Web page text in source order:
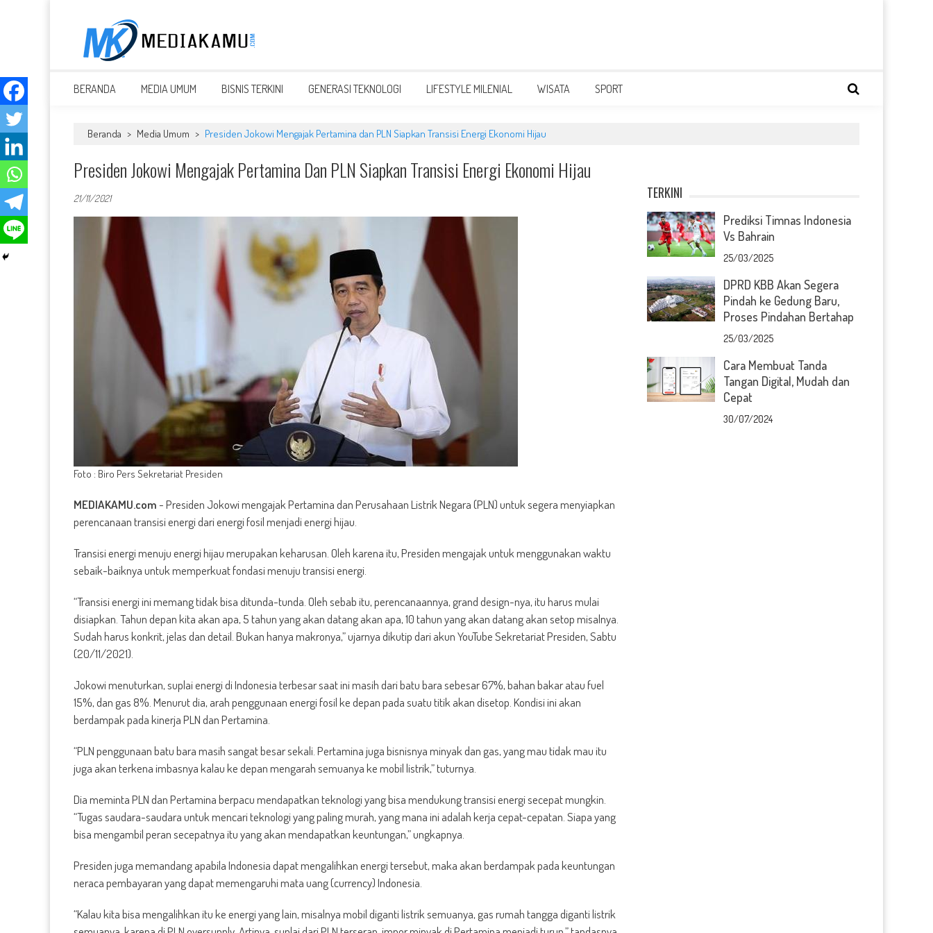
MEDIAKAMU.com
BERANDA MEDIA UMUM BISNIS TERKINI GENERASI TEKNOLOGI LIFESTYLE MILENIAL WISATA SPORT
Beranda > Media Umum > Presiden Jokowi Mengajak Pertamina dan PLN Siapkan Transisi Energi Ekonomi Hijau
Presiden Jokowi Mengajak Pertamina Dan PLN Siapkan Transisi Energi Ekonomi Hijau
21/11/2021
Foto : Biro Pers Sekretariat Presiden
MEDIAKAMU.com-Presiden Jokowi mengajak Pertamina dan Perusahaan Listrik Negara (PLN) untuk segera menyiapkan
perencanaan transisi energi dari energi fosil menjadi energi hijau.
Transisi energi menuju energi hijau merupakan keharusan. Oleh karena itu, Presiden mengajak untuk menggunakan waktu
sebaik-baiknya untuk memperkuat fondasi menuju transisi energi.
“Transisi energi ini memang tidak bisa ditunda-tunda. Oleh sebab itu, perencanaannya, grand design-nya, itu harus mulai
disiapkan. Tahun depan kita akan apa, 5 tahun yang akan datang akan apa, 10 tahun yang akan datang akan setop misalnya.
Sudah harus konkrit, jelas dan detail. Bukan hanya makronya,” ujarnya dikutip dari akun YouTube Sekretariat Presiden, Sabtu
(20/11/2021).
Jokowi menuturkan, suplai energi di Indonesia terbesar saat ini masih dari batu bara sebesar 67%, bahan bakar atau fuel
15%, dan gas 8%. Menurut dia, arah penggunaan energi fosil ke depan pada suatu titik akan disetop. Kondisi ini akan
berdampak pada kinerja PLN dan Pertamina.
“PLN penggunaan batu bara masih sangat besar sekali. Pertamina juga bisnisnya minyak dan gas, yang mau tidak mau itu
juga akan terkena imbasnya kalau ke depan mengarah semuanya ke mobil listrik,” tuturnya.
Dia meminta PLN dan Pertamina berpacu mendapatkan teknologi yang bisa mendukung transisi energi secepat mungkin.
“Tugas saudara-saudara untuk mencari teknologi yang paling murah, yang mana ini adalah kerja cepat-cepatan. Siapa yang
bisa mengambil peran secepatnya itu yang akan mendapatkan keuntungan,” ungkapnya.
Presiden juga memandang apabila Indonesia dapat mengalihkan energi tersebut, maka akan berdampak pada keuntungan
neraca pembayaran yang dapat memengaruhi mata uang (currency) Indonesia.
“Kalau kita bisa mengalihkan itu ke energi yang lain, misalnya mobil diganti listrik semuanya, gas rumah tangga diganti listrik
TERKINI
Prediksi Timnas Indonesia
Vs Bahrain
25/03/2025
DPRD KBB Akan Segera
Pindah ke Gedung Baru,
Proses Pindahan Bertahap
25/03/2025
Cara Membuat Tanda
Tangan Digital, Mudah dan
Cepat
30/07/2024